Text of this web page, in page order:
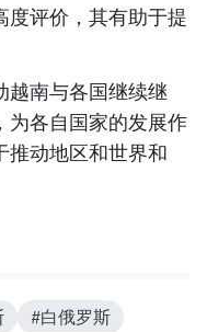
度评价，其有助于提
越南与各国继续继
为各自国家的发展作
推动地区和世界和
#白俄罗斯